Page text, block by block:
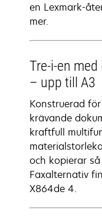
en Lexmark-
mer.
Tre-i-en
– upp till A3
Konstruerad
krävande
kraftfull
och kopierar
Faxalternativ
X864de 4.